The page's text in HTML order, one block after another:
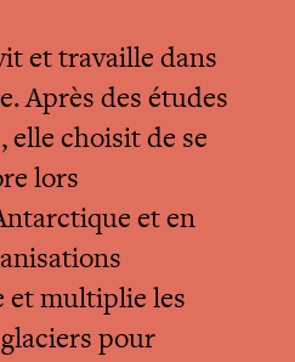
et travaille dans
Après des études
elle choisit de se
lors
et en
et multiplie les
pour